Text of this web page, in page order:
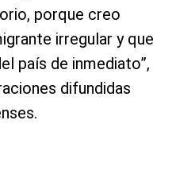
porque creo
irregular y que
país de inmediato”,
difundidas